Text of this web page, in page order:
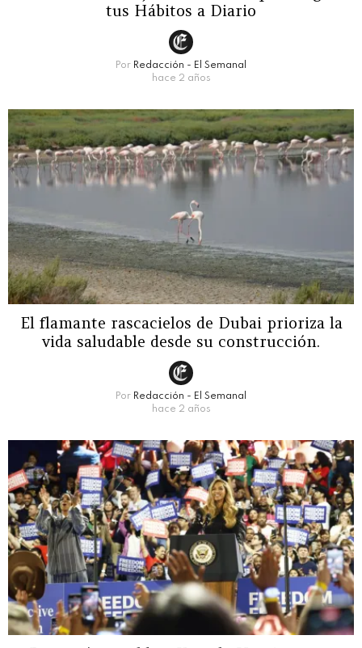
tus Hábitos a Diario
Por Redacción - El Semanal
hace 2 años
El flamante rascacielos de Dubai prioriza la
vida saludable desde su construcción.
Por Redacción - El Semanal
hace 2 años